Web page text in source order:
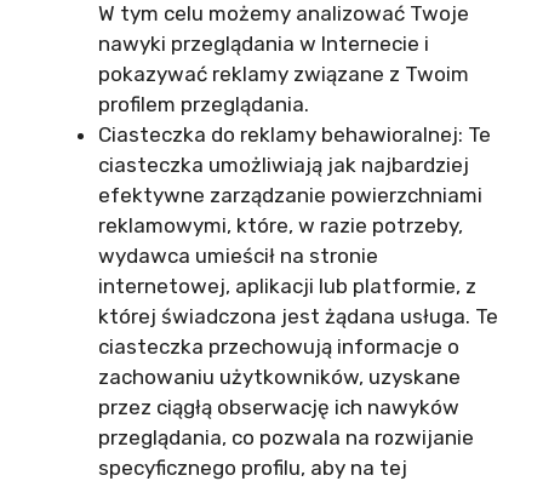
W tym celu możemy analizować Twoje
nawyki przeglądania w Internecie i
pokazywać reklamy związane z Twoim
profilem przeglądania.
Ciasteczka do reklamy behawioralnej: Te
ciasteczka umożliwiają jak najbardziej
efektywne zarządzanie powierzchniami
reklamowymi, które, w razie potrzeby,
wydawca umieścił na stronie
internetowej, aplikacji lub platformie, z
której świadczona jest żądana usługa. Te
ciasteczka przechowują informacje o
zachowaniu użytkowników, uzyskane
przez ciągłą obserwację ich nawyków
przeglądania, co pozwala na rozwijanie
specyficznego profilu, aby na tej